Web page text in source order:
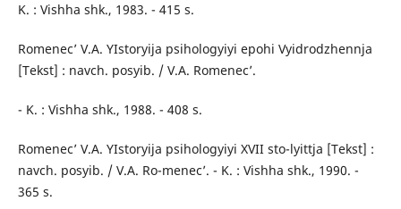
K. : Vishha shk., 1983. - 415 s.
Romenec’ V.A. YIstoryija psihologyiyi epohi Vyidrodzhennja
[Tekst] : navch. posyib. / V.A. Romenec’.
- K. : Vishha shk., 1988. - 408 s.
Romenec’ V.A. YIstoryija psihologyiyi XVII sto-lyittja [Tekst] :
navch. posyib. / V.A. Ro-menec’. - K. : Vishha shk., 1990. -
365 s.